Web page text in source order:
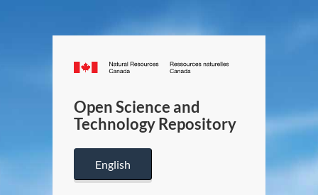
Canada.ca
/
Canada
Open Science and
Technology Repository
English